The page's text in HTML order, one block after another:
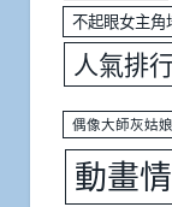
不起眼女主角
人氣排
偶像大師灰姑娘
動畫